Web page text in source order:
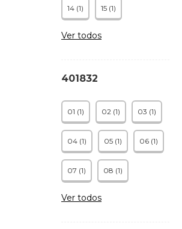
14 (1) 15 (1)
Ver todos
401832
01 (1) 02 (1) 03 (1)
04 (1) 05 (1) 06 (1)
07 (1) 08 (1)
Ver todos